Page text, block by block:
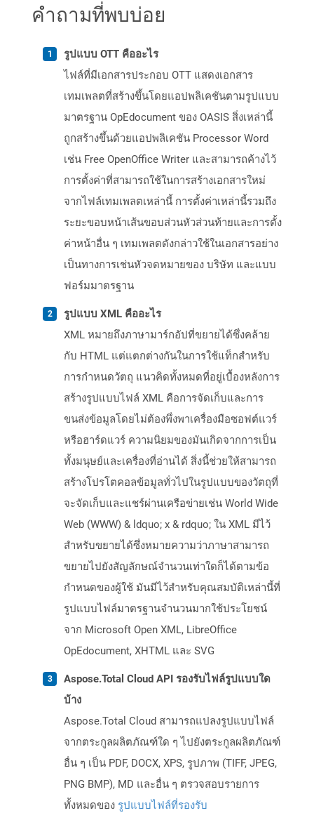
คำถามที่พบบ่อย
รูปแบบ OTT คืออะไร
ไฟล์ที่มีเอกสารประกอบ OTT แสดงเอกสาร
เทมเพลตที่สร้างขึ้นโดยแอปพลิเคชันตามรูปแบบ
มาตรฐาน OpEdocument ของ OASIS สิ่งเหล่านี้
ถูกสร้างขึ้นด้วยแอปพลิเคชัน Processor Word
เช่น Free OpenOffice Writer และสามารถค้างไว้
การตั้งค่าที่สามารถใช้ในการสร้างเอกสารใหม่
จากไฟล์เทมเพลตเหล่านี้ การตั้งค่าเหล่านี้รวมถึง
ระยะขอบหน้าเส้นขอบส่วนหัวส่วนท้ายและการตั้ง
ค่าหน้าอื่น ๆ เทมเพลตดังกล่าวใช้ในเอกสารอย่าง
เป็นทางการเช่นหัวจดหมายของ บริษัท และแบบ
ฟอร์มมาตรฐาน
รูปแบบ XML คืออะไร
XML หมายถึงภาษามาร์กอัปที่ขยายได้ซึ่งคล้าย
กับ HTML แต่แตกต่างกันในการใช้แท็กสำหรับ
การกำหนดวัตถุ แนวคิดทั้งหมดที่อยู่เบื้องหลังการ
สร้างรูปแบบไฟล์ XML คือการจัดเก็บและการ
ขนส่งข้อมูลโดยไม่ต้องพึ่งพาเครื่องมือซอฟต์แวร์
หรือฮาร์ดแวร์ ความนิยมของมันเกิดจากการเป็น
ทั้งมนุษย์และเครื่องที่อ่านได้ สิ่งนี้ช่วยให้สามารถ
สร้างโปรโตคอลข้อมูลทั่วไปในรูปแบบของวัตถุที่
จะจัดเก็บและแชร์ผ่านเครือข่ายเช่น World Wide
Web (WWW) & ldquo; x & rdquo; ใน XML มีไว้
สำหรับขยายได้ซึ่งหมายความว่าภาษาสามารถ
ขยายไปยังสัญลักษณ์จำนวนเท่าใดก็ได้ตามข้อ
กำหนดของผู้ใช้ มันมีไว้สำหรับคุณสมบัติเหล่านี้ที่
รูปแบบไฟล์มาตรฐานจำนวนมากใช้ประโยชน์
จาก Microsoft Open XML, LibreOffice
OpEdocument, XHTML และ SVG
Aspose.Total Cloud API รองรับไฟล์รูปแบบใด
บ้าง
Aspose.Total Cloud สามารถแปลงรูปแบบไฟล์
จากตระกูลผลิตภัณฑ์ใด ๆ ไปยังตระกูลผลิตภัณฑ์
อื่น ๆ เป็น PDF, DOCX, XPS, รูปภาพ (TIFF, JPEG,
PNG BMP), MD และอื่น ๆ ตรวจสอบรายการ
ทั้งหมดของ รูปแบบไฟล์ที่รองรับ